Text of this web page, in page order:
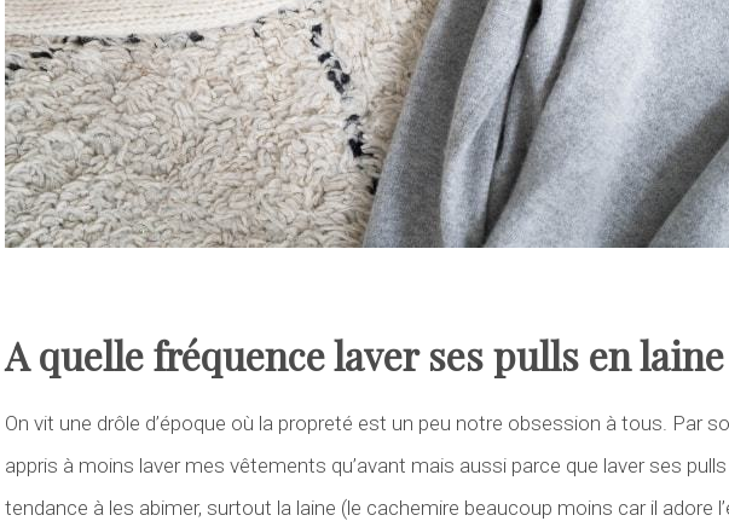
A quelle fréquence laver ses pulls en
On vit une drôle d’époque où la propreté est un peu notre obsession à tous. Par
appris à moins laver mes vêtements qu’avant mais aussi parce que laver ses
tendance à les abimer, surtout la laine (le cachemire beaucoup moins car il adore